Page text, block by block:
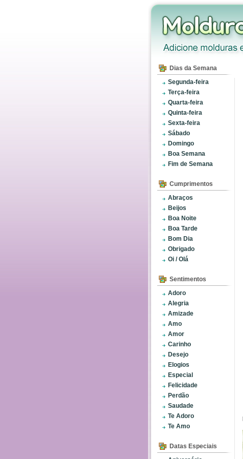
Dias da Semana
Segunda-feira
Terça-feira
Quarta-feira
Quinta-feira
Sexta-feira
Sábado
Domingo
Boa Semana
Fim de Semana
Cumprimentos
Abraços
Beijos
Boa Noite
Boa Tarde
Bom Dia
Obrigado
Oi / Olá
Sentimentos
Adoro
Alegria
Amizade
Amo
Amor
Carinho
Desejo
Elogios
Especial
Felicidade
Perdão
Saudade
Te Adoro
Te Amo
Datas Especiais